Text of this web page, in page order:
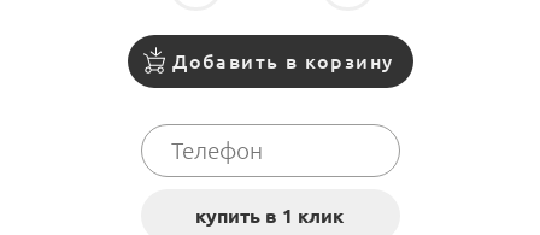
Добавить в корзину